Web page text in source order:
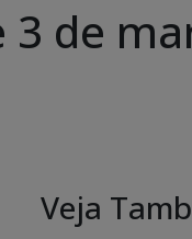
3 de
Veja